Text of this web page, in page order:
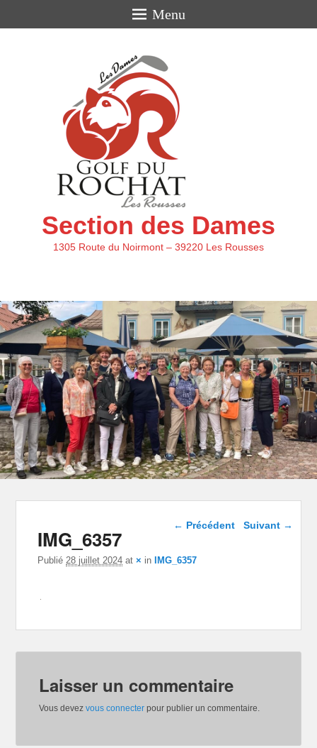
Menu
Section des Dames
1305 Route du Noirmont – 39220 Les Rousses
Navigation dans les
← Précédent Suivant →
IMG_6357
Publié28 juillet 2024 at× in IMG_6357
Laisser un commentaire
Vous devezvous connecter pour publier un commentaire.